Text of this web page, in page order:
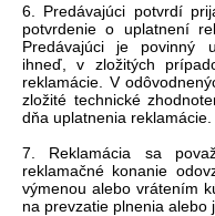
6. Predávajúci potvrdí
potvrdenie o uplatnení
Predávajúci je povinný
ihneď, v zložitých
reklamácie. V
zložité technické
dňa uplatnenia reklamácie.
7. Reklamácia sa
reklamačné konanie
výmenou alebo vrátením
na prevzatie plnenia alebo